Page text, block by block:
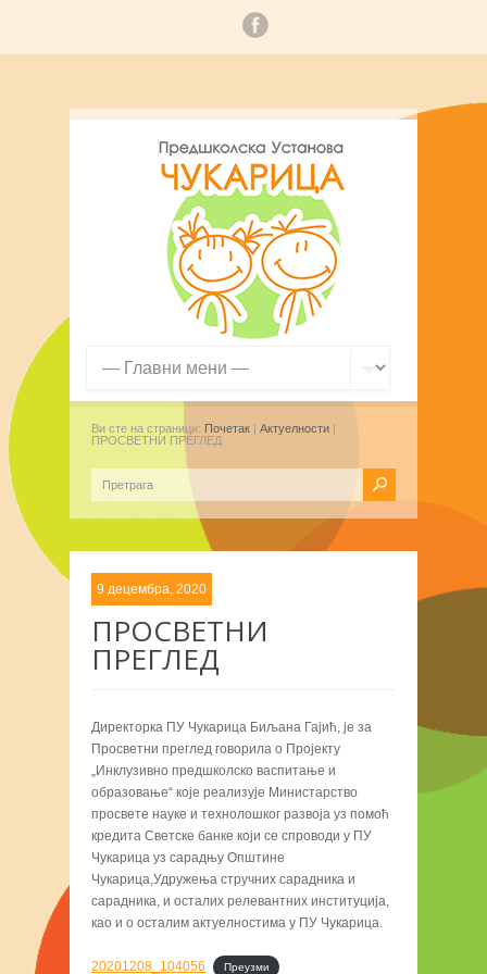
Ви сте на страници: Почетак | Актуелности |
ПРОСВЕТНИ ПРЕГЛЕД
9 децембра, 2020
ПРОСВЕТНИ
ПРЕГЛЕД
Директорка ПУ Чукарица Биљана Гајић, је за
Просветни преглед говорила о Пројекту
„Инклузивно предшколско васпитање и
образовање“ које реализује Министарство
просвете науке и технолошког развоја уз помоћ
кредита Светске банке који се спроводи у ПУ
Чукарица уз сарадњу Општине
Чукарица,Удружења стручних сарадника и
сарадника, и осталих релевантних институција,
као и о осталим актуелностима у ПУ Чукарица.
20201208_104056 Преузми